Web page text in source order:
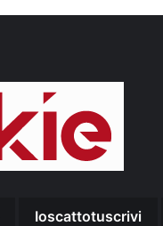
Ioscattotuscrivi